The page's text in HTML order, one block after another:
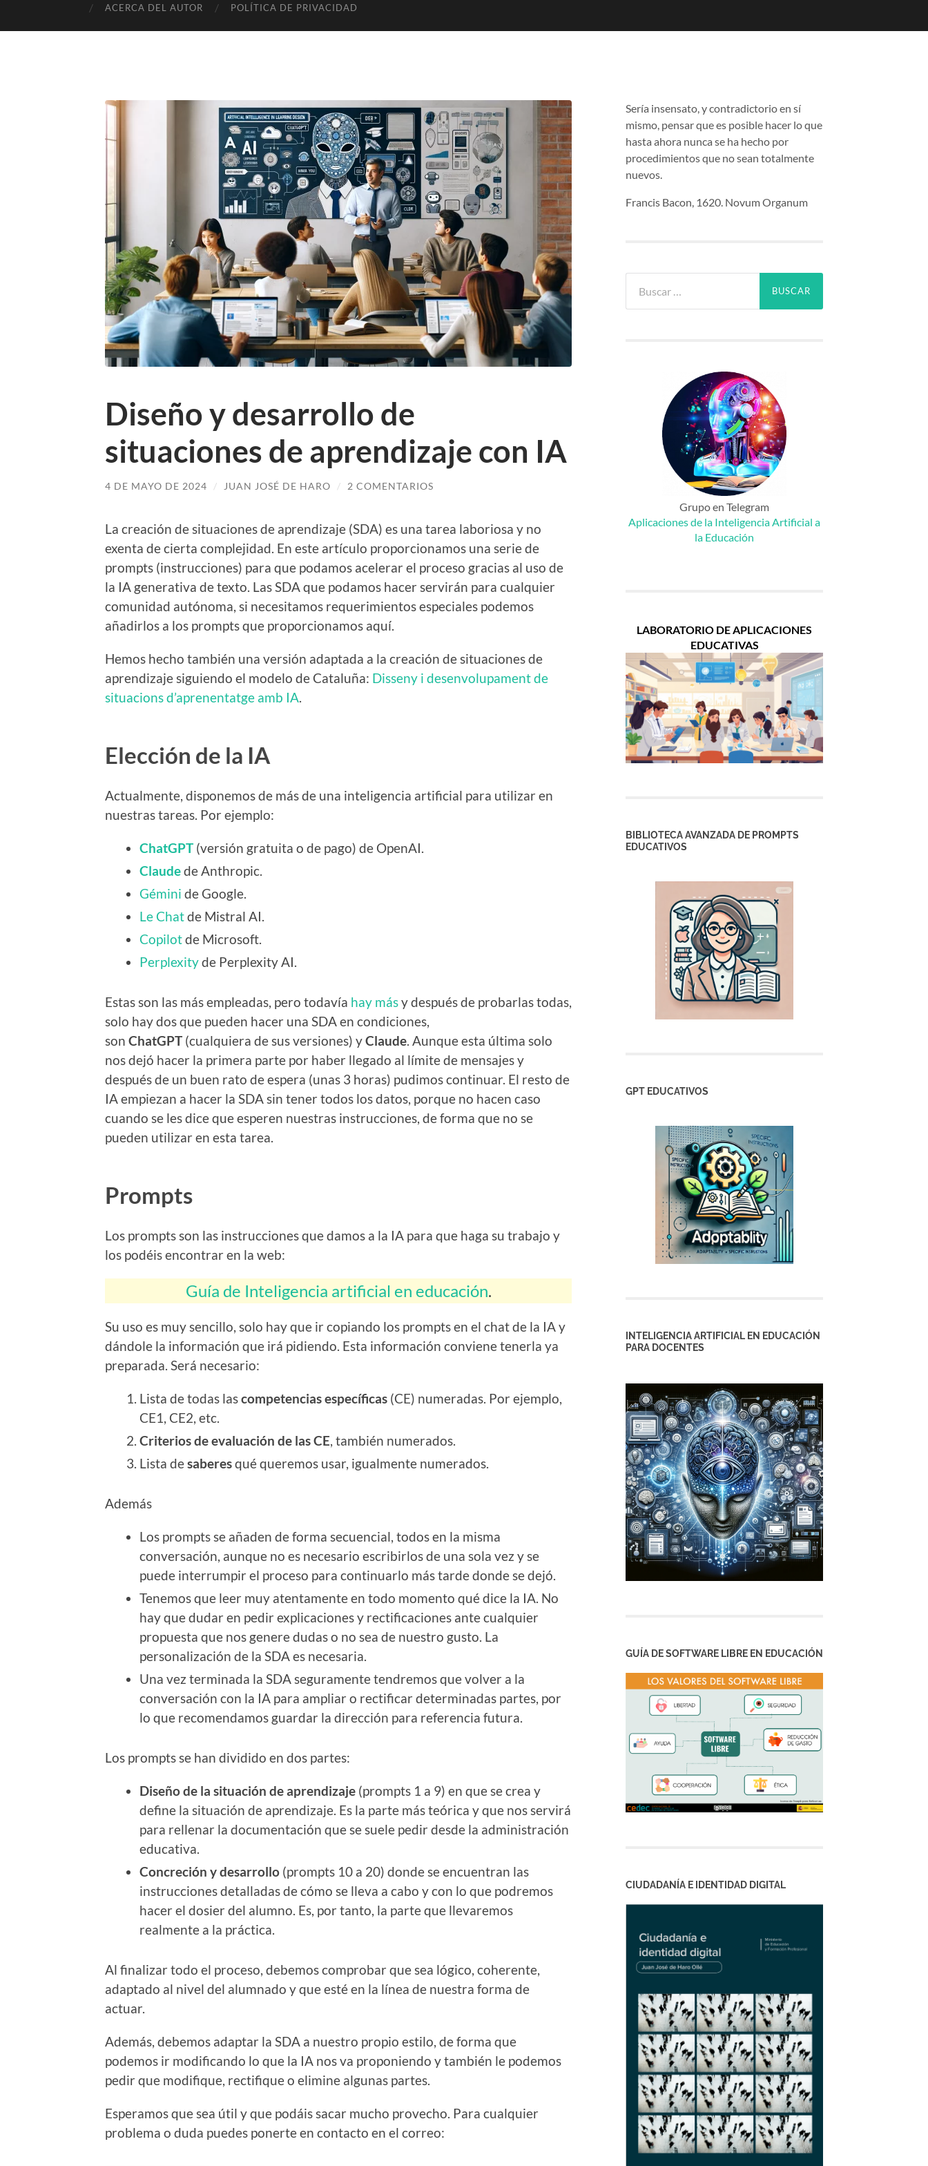
ACERCA DEL AUTOR POLÍTICA DE PRIVACIDAD
Diseño y desarrollo de
situaciones de aprendizaje con IA
4 DE MAYO DE 2024 / JUAN JOSÉ DE HARO / 2 COMENTARIOS
La creación de situaciones de aprendizaje (SDA) es una tarea laboriosa y no
exenta de cierta complejidad. En este artículo proporcionamos una serie de
prompts (instrucciones) para que podamos acelerar el proceso gracias al uso de
la IA generativa de texto. Las SDA que podamos hacer servirán para cualquier
comunidad autónoma, si necesitamos requerimientos especiales podemos
añadirlos a los prompts que proporcionamos aquí.
Hemos hecho también una versión adaptada a la creación de situaciones de
aprendizaje siguiendo el modelo de Cataluña: Disseny i desenvolupament de
situacions d’aprenentatge amb IA.
Elección de la IA
Actualmente, disponemos de más de una inteligencia artificial para utilizar en
nuestras tareas. Por ejemplo:
ChatGPT (versión gratuita o de pago) de OpenAI.
Claudede Anthropic.
Gémini de Google.
Le Chatde Mistral AI.
Copilotde Microsoft.
Perplexityde Perplexity AI.
Estas son las más empleadas, pero todavía hay másy después de probarlas todas,
solo hay dos que pueden hacer una SDA en condiciones,
son ChatGPT (cualquiera de sus versiones) yClaude. Aunque esta última solo
nos dejó hacer la primera parte por haber llegado al límite de mensajes y
después de un buen rato de espera (unas 3 horas) pudimos continuar. El resto de
IA empiezan a hacer la SDA sin tener todos los datos, porque no hacen caso
cuando se les dice que esperen nuestras instrucciones, de forma que no se
pueden utilizar en esta tarea.
Prompts
Los prompts son las instrucciones que damos a la IA para que haga su trabajo y
los podéis encontrar en la web:
Guía de Inteligencia artificial en educación.
Su uso es muy sencillo, solo hay que ir copiando los prompts en el chat de la IA y
dándole la información que irá pidiendo. Esta información conviene tenerla ya
preparada. Será necesario:
Lista de todas lascompetencias específicas (CE) numeradas. Por ejemplo,
CE1, CE2, etc.
Criterios de evaluación de las CE, también numerados.
Lista desaberesqué queremos usar, igualmente numerados.
Además
Los prompts se añaden de forma secuencial, todos en la misma
conversación, aunque no es necesario escribirlos de una sola vez y se
puede interrumpir el proceso para continuarlo más tarde donde se dejó.
Tenemos que leer muy atentamente en todo momento qué dice la IA. No
hay que dudar en pedir explicaciones y rectificaciones ante cualquier
propuesta que nos genere dudas o no sea de nuestro gusto. La
personalización de la SDA es necesaria.
Una vez terminada la SDA seguramente tendremos que volver a la
conversación con la IA para ampliar o rectificar determinadas partes, por
lo que recomendamos guardar la dirección para referencia futura.
Los prompts se han dividido en dos partes:
Diseño de la situación de aprendizaje (prompts 1 a 9) en que se crea y
define la situación de aprendizaje. Es la parte más teórica y que nos servirá
para rellenar la documentación que se suele pedir desde la administración
educativa.
Concreción y desarrollo (prompts 10 a 20) donde se encuentran las
instrucciones detalladas de cómo se lleva a cabo y con lo que podremos
hacer el dosier del alumno. Es, por tanto, la parte que llevaremos
realmente a la práctica.
Al finalizar todo el proceso, debemos comprobar que sea lógico, coherente,
adaptado al nivel del alumnado y que esté en la línea de nuestra forma de
actuar.
Además, debemos adaptar la SDA a nuestro propio estilo, de forma que
podemos ir modificando lo que la IA nos va proponiendo y también le podemos
pedir que modifique, rectifique o elimine algunas partes.
Esperamos que sea útil y que podáis sacar mucho provecho. Para cualquier
problema o duda puedes ponerte en contacto en el correo:
Sería insensato, y contradictorio en sí
mismo, pensar que es posible hacer lo que
hasta ahora nunca se ha hecho por
procedimientos que no sean totalmente
nuevos.
Francis Bacon, 1620. Novum Organum
Grupo en Telegram
Aplicaciones de la Inteligencia Artificial a
la Educación
LABORATORIO DE APLICACIONES
EDUCATIVAS
BIBLIOTECA AVANZADA DE PROMPTS
EDUCATIVOS
GPT EDUCATIVOS
INTELIGENCIA ARTIFICIAL EN EDUCACIÓN
PARA DOCENTES
GUÍA DE SOFTWARE LIBRE EN EDUCACIÓN
CIUDADANÍA E IDENTIDAD DIGITAL